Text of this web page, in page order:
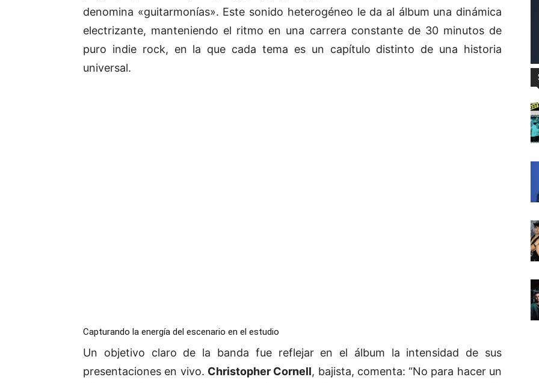
denomina «guitarmonías». Este sonido heterogéneo le da al álbum una dinámica
electrizante, manteniendo el ritmo en una carrera constante de 30 minutos de
puro indie rock, en la que cada tema es un capítulo distinto de una historia
universal.
Capturando la energía del escenario en el estudio
Un objetivo claro de la banda fue reflejar en el álbum la intensidad de sus
presentaciones en vivo. Christopher Cornell, bajista, comenta: “No para hacer un